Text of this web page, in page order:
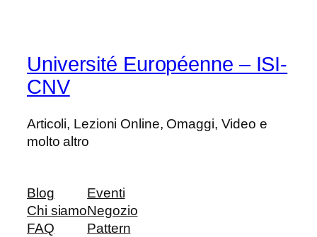
Université Européenne – ISI-
CNV
Articoli, Lezioni Online, Omaggi, Video e
molto altro
Blog
Chi siamo
FAQ
Eventi
Negozio
Pattern